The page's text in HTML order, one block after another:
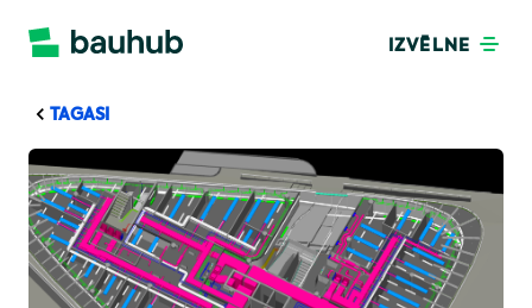
IZVĒLNE
TAGASI